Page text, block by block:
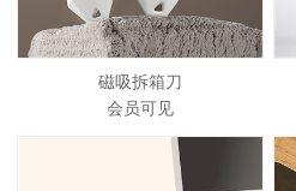
磁吸拆箱刀
会员可见